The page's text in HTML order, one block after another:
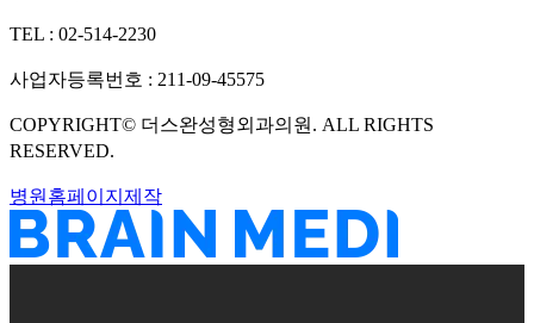
TEL : 02-514-2230
사업자등록번호 : 211-09-45575
COPYRIGHT© 더스완성형외과의원 . ALL RIGHTS
RESERVED.
병원홈페이지제작